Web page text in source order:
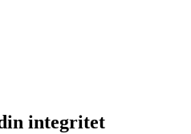
integritet